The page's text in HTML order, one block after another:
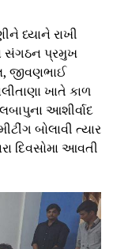
ધ્યાને રાખી
સંગઠન પ્રમુખ
જીવણભાઈ
ખાતે કાળ
આશીર્વાદ
બોલાવી ત્યાર
દિવસોમા આવતી